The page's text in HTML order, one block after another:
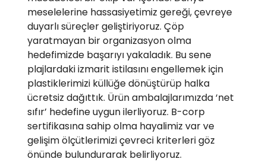
meselelerine hassasiyetimiz gereği, çevreye
duyarlı süreçler geliştiriyoruz. Çöp
yaratmayan bir organizasyon olma
hedefimizde başarıyı yakaladık. Bu sene
plajlardaki izmarit istilasını engellemek için
plastiklerimizi küllüğe dönüştürüp halka
ücretsiz dağıttık. Ürün ambalajlarımızda ‘net
sıfır’ hedefine uygun ilerliyoruz. B-corp
sertifikasına sahip olma hayalimiz var ve
gelişim ölçütlerimizi çevreci kriterleri göz
önünde bulundurarak belirliyoruz.